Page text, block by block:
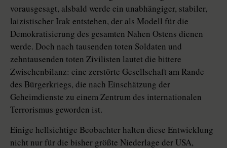
vorausgesagt, alsbald werde ein unabhängiger, stabiler,
laizistischer Irak entstehen, der als Modell für die
Demokratisierung des gesamten Nahen Ostens dienen
werde. Doch nach tausenden toten Soldaten und
zehntausenden toten Zivilisten lautet die bittere
Zwischenbilanz: eine zerstörte Gesellschaft am Rande
des Bürgerkriegs, die nach Einschätzung der
Geheimdienste zu einem Zentrum des internationalen
Terrorismus geworden ist.
Einige hellsichtige Beobachter halten diese Entwicklung
nicht nur für die bisher größte Niederlage der USA,